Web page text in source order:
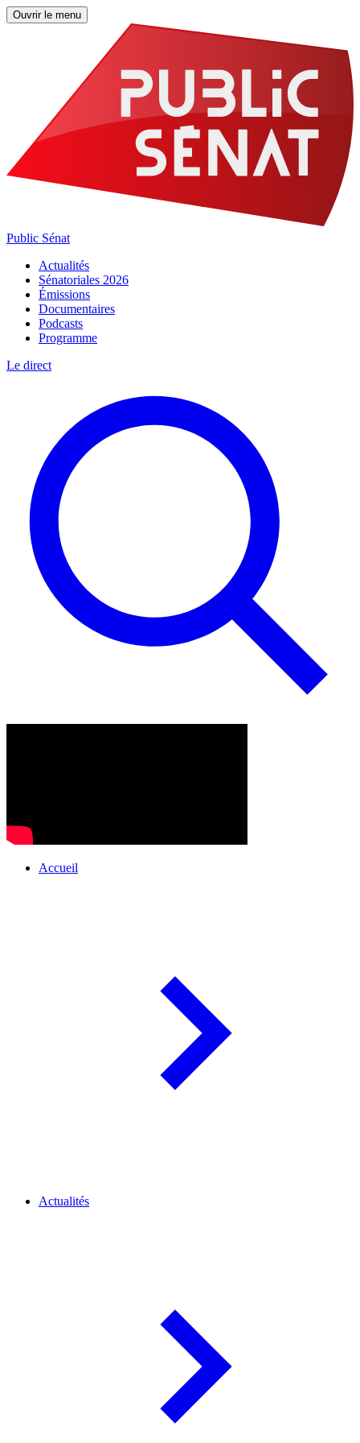
Ouvrir le menu
Public Sénat
Actualités
Sénatoriales 2026
Émissions
Documentaires
Podcasts
Programme
Le direct
Accueil
Actualités